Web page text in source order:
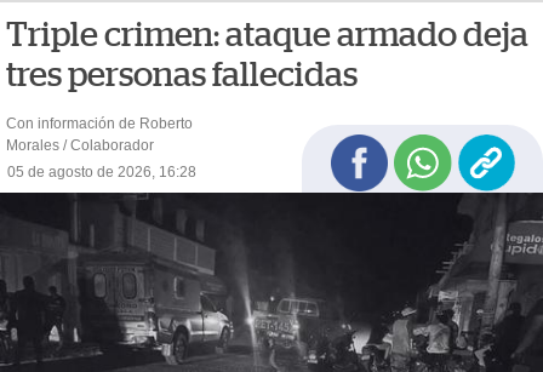
Triple crimen: ataque armado deja
tres personas fallecidas
Con información de Roberto
Morales / Colaborador
05 de agosto de 2026, 16:28